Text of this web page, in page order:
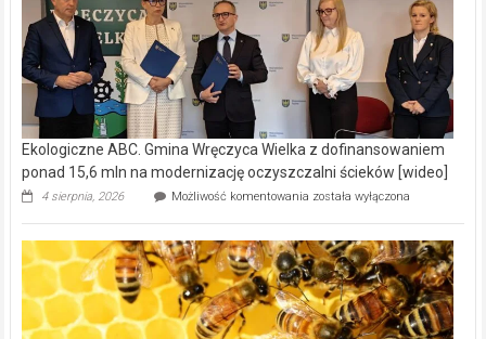
Ekologiczne ABC. Gmina Wręczyca Wielka z dofinansowaniem
ponad 15,6 mln na modernizację oczyszczalni ścieków [wideo]
4 sierpnia, 2026 Możliwość komentowania Ekologiczne
Wręczyca
Wielka
z
dofinansowaniem
ponad
15,6
została wyłączona